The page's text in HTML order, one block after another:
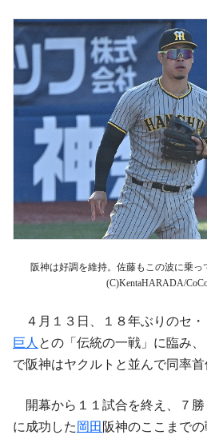
阪神は好調を維持。佐藤もこの波に乗っ
(C)KentaHARADA/
４月１３日、１８年ぶりのセ・
巨人 との「伝統の一戦」に臨み
で阪神はヤクルトと並んで同率首
開幕から１１試合を終え、７勝
に成功した 岡田 阪神のここまで